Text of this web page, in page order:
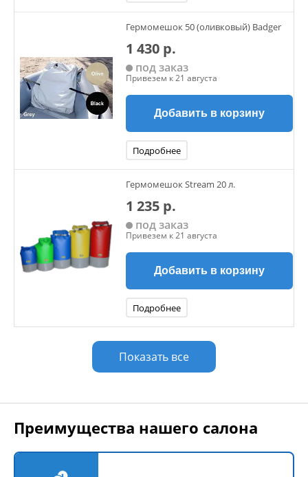
Гермомешок 50 (оливковый) Badger
1 430 р.
под заказ
Привезем к 21 августа
Добавить в корзину
Подробнее
Гермомешок Stream 20 л.
1 235 р.
под заказ
Привезем к 21 августа
Добавить в корзину
Подробнее
Показать все
Преимущества нашего салона